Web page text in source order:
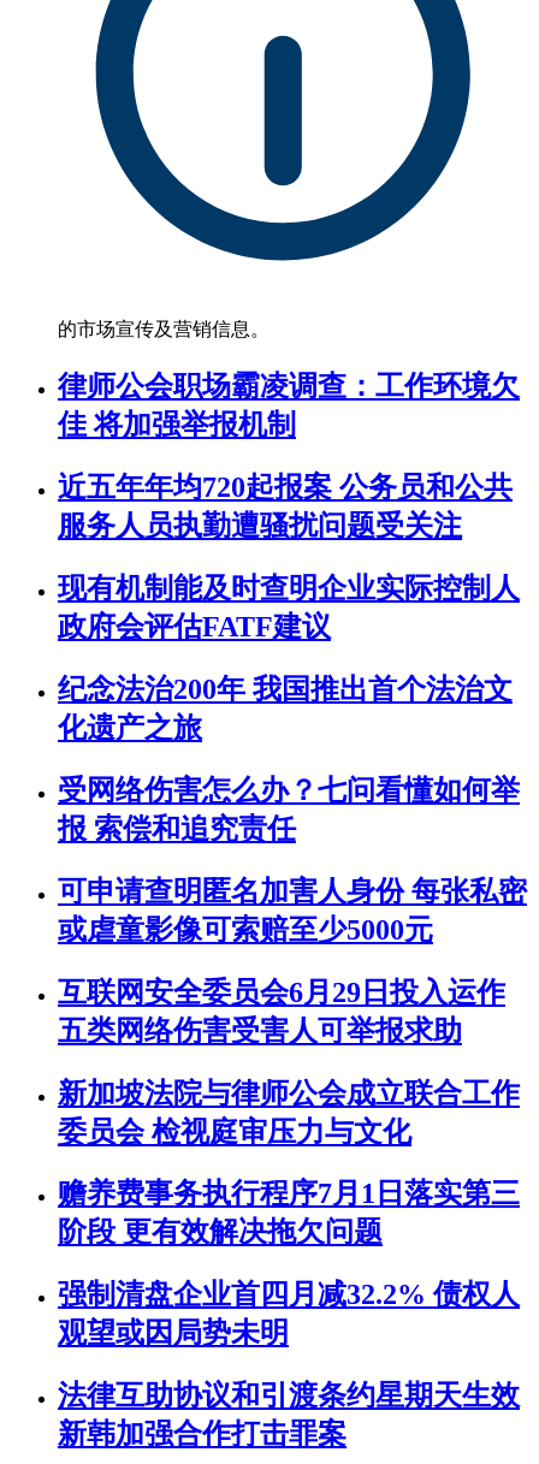
的市场宣传及营销信息。
律师公会职场霸凌调查：工作环境欠
佳 将加强举报机制
近五年年均720起报案 公务员和公共
服务人员执勤遭骚扰问题受关注
现有机制能及时查明企业实际控制人
政府会评估FATF建议
纪念法治200年 我国推出首个法治文
化遗产之旅
受网络伤害怎么办？七问看懂如何举
报 索偿和追究责任
可申请查明匿名加害人身份 每张私密
或虐童影像可索赔至少5000元
互联网安全委员会6月29日投入运作
五类网络伤害受害人可举报求助
新加坡法院与律师公会成立联合工作
委员会 检视庭审压力与文化
赡养费事务执行程序7月1日落实第三
阶段 更有效解决拖欠问题
强制清盘企业首四月减32.2% 债权人
观望或因局势未明
法律互助协议和引渡条约星期天生效
新韩加强合作打击罪案